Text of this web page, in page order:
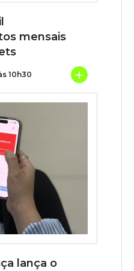
mensais
10h30 +
lança o